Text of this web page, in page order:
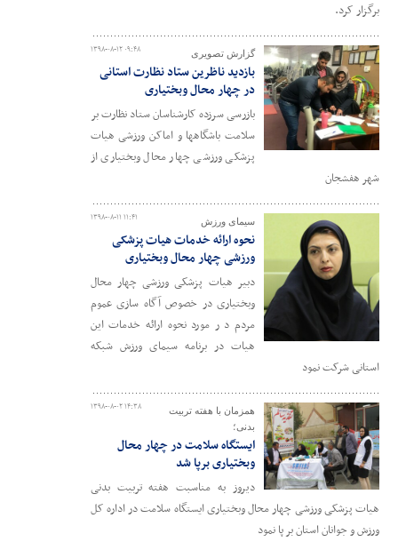
برگزار کرد.
۱۳۹۸-۰۸-۱۲ ۰۹:۴۸ گزارش تصویری
بازدید ناظرین ستاد نظارت استانی
در چهار محال وبختیاری
بازرسی سرزده کارشناسان ستاد نظارت بر
سلامت باشگاهها و اماکن ورزشی هیات
پزشکی ورزشی چهار محال وبختیاری از
شهر هفشجان
۱۳۹۸-۰۸-۱۱ ۱۱:۴۱ سیمای ورزش
نحوه ارائه خدمات هیات پزشکی
ورزشی چهار محال وبختیاری
دبیر هیات پزشکی ورزشی چهار محال
وبختیاری در خصوص آگاه سازی عموم
مردم د ر مورد نحوه ارائه خدمات این
هیات در برنامه سیمای ورزش شبکه
استانی شرکت نمود
۱۳۹۸-۰۸-۰۲ ۱۴:۳۸
همزمان با هفته تربیت
بدنی؛
ایستگاه سلامت در چهار محال
وبختیاری برپا شد
دیروز به مناسبت هفته تربیت بدنی
هیات پزشکی ورزشی چهار محال وبختیاری ایستگاه سلامت در اداره کل
ورزش و جوانان استان بر پا نمود